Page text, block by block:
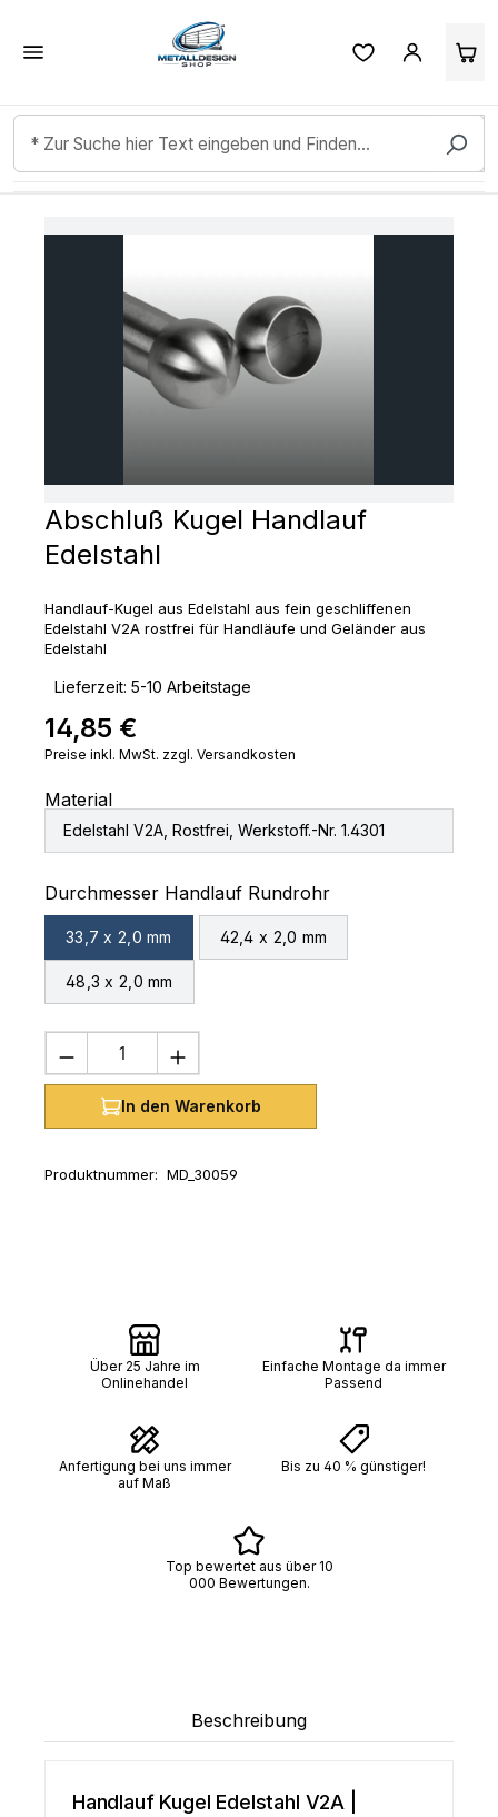
Zum Hauptinhalt springen
Abschluß Kugel Handlauf
Edelstahl
Handlauf-Kugel aus Edelstahl aus fein geschliffenen
Edelstahl V2A rostfrei für Handläufe und Geländer aus
Edelstahl
Lieferzeit: 5-10 Arbeitstage
Regulärer Preis:
14,85 €
Preise inkl. MwSt. zzgl. Versandkosten
Material
Edelstahl V2A, Rostfrei, Werkstoff.-Nr. 1.4301
Durchmesser Handlauf Rundrohrauswählen
33,7 x 2,0 mm 42,4 x 2,0 mm
48,3 x 2,0 mm
Produkt Anzahl: Gib den
In den Warenkorb
Produktnummer: MD_30059
Über 25 Jahre im
Onlinehandel
Einfache Montage da immer
Passend
Anfertigung bei uns immer
auf Maß
Bis zu 40 % günstiger!
Top bewertet aus über 10
000 Bewertungen.
Beschreibung
Handlauf Kugel Edelstahl V2A |